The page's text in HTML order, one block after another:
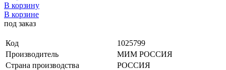
В корзину
В корзине
под заказ
Код
1025799
Производитель
МИМ РОССИЯ
Страна производства
РОССИЯ